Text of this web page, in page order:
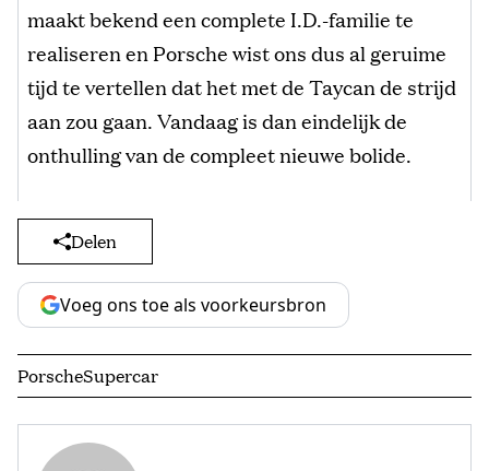
maakt bekend een complete I.D.-familie te
realiseren en Porsche wist ons dus al geruime
tijd te vertellen dat het met de Taycan de strijd
aan zou gaan. Vandaag is dan eindelijk de
onthulling van de compleet nieuwe bolide.
Delen
Voeg ons toe als voorkeursbron
PorscheSupercar